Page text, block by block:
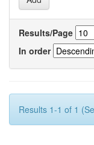
Results/Page
In order
Results 1-1 of 1